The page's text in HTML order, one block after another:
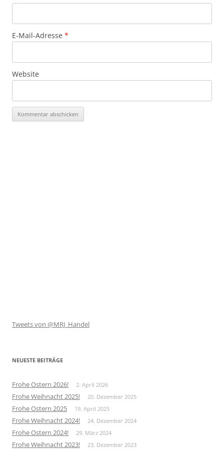
E-Mail-Adresse *
Website
Tweets von @MRJ_Handel
NEUESTE BEITRÄGE
Frohe Ostern 2026! 2. April 2026
Frohe Weihnacht 2025! 20. Dezember 2025
Frohe Ostern 2025 19. April 2025
Frohe Weihnacht 2024! 24. Dezember 2024
Frohe Ostern 2024! 29. März 2024
Frohe Weihnacht 2023! 23. Dezember 2023